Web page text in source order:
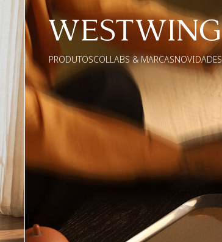
PRODUTOSCOLLABS & MARCASNOVIDADES